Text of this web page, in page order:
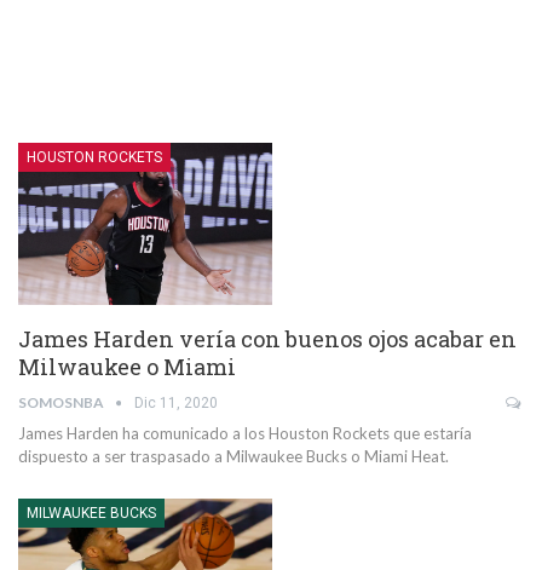
HOUSTON ROCKETS
James Harden vería con buenos ojos acabar en
Milwaukee o Miami
SOMOSNBA Dic 11, 2020
James Harden ha comunicado a los Houston Rockets que estaría
dispuesto a ser traspasado a Milwaukee Bucks o Miami Heat.
MILWAUKEE BUCKS